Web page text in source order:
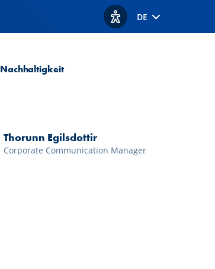
Optionen zur
DE
Nachhaltigkeit
Thorunn Egilsdottir
Corporate Communication Manager